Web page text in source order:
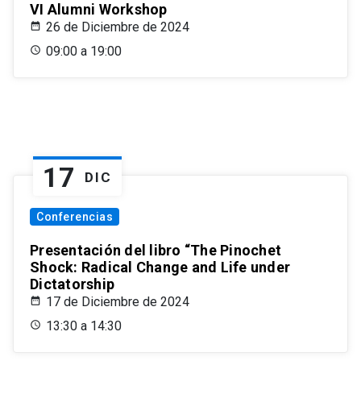
VI Alumni Workshop
26 de Diciembre de 2024
09:00 a 19:00
17 DIC
Conferencias
Presentación del libro “The Pinochet
Shock: Radical Change and Life under
Dictatorship
17 de Diciembre de 2024
13:30 a 14:30